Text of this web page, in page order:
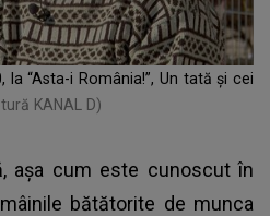
la “Asta-i România!”, Un tată și cei
KANAL D)
așa cum este cunoscut în
bătătorite de munca